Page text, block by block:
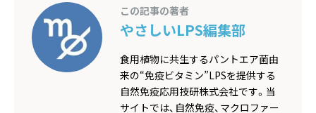
この記事の著者
やさしいLPS編集部
食用植物に共生するパントエア菌由
来の“免疫ビタミン”LPSを提供する
自然免疫応用技研株式会社です。当
サイトでは、自然免疫、マクロファー